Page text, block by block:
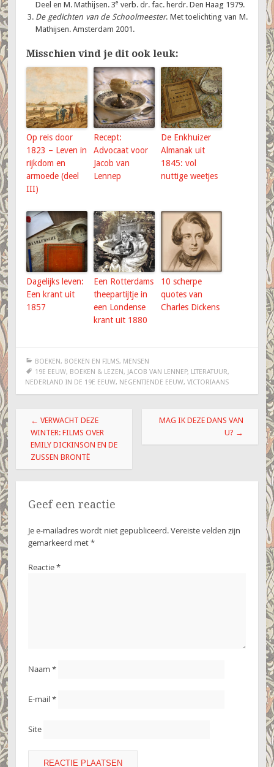
Deel en M. Mathijsen. 3e verb. dr. fac. herdr. Den Haag 1979.
De gedichten van de Schoolmeester. Met toelichting van M.
Mathijsen. Amsterdam 2001.
Misschien vind je dit ook leuk:
Op reis door
1823 – Leven in
rijkdom en
armoede (deel
III)
Recept:
Advocaat voor
Jacob van
Lennep
De Enkhuizer
Almanak uit
1845: vol
nuttige weetjes
Dagelijks leven:
Een krant uit
1857
Een Rotterdams
theepartijtje in
een Londense
krant uit 1880
10 scherpe
quotes van
Charles Dickens
BOEKEN, BOEKEN EN FILMS, MENSEN
19E EEUW, BOEKEN & LEZEN, JACOB VAN LENNEP, LITERATUUR,
NEDERLAND IN DE 19E EEUW, NEGENTIENDE EEUW, VICTORIAANS
Berichtnavigatie
← VERWACHT DEZE
WINTER: FILMS OVER
EMILY DICKINSON EN DE
ZUSSEN BRONTË
MAG IK DEZE DANS VAN
U? →
Geef een reactie
Je e-mailadres wordt niet gepubliceerd.Vereiste velden zijn
gemarkeerd met*
Reactie*
Naam *
E-mail*
Site